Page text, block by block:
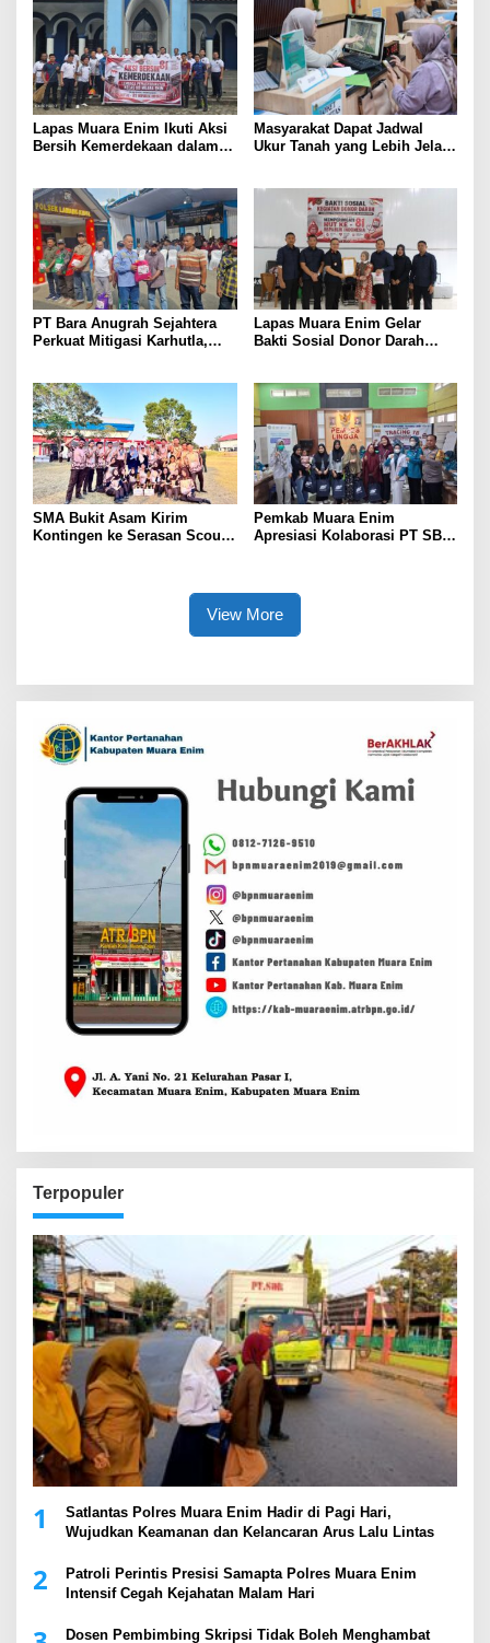
Lapas Muara Enim Ikuti Aksi
Bersih Kemerdekaan dalam
Masyarakat Dapat Jadwal
Ukur Tanah yang Lebih Jelas
PT Bara Anugrah Sejahtera
Perkuat Mitigasi Karhutla,
Lapas Muara Enim Gelar
Bakti Sosial Donor Darah
SMA Bukit Asam Kirim
Kontingen ke Serasan Scout
Pemkab Muara Enim
Apresiasi Kolaborasi PT SBS
View More
Terpopuler
1
Satlantas Polres Muara Enim Hadir di Pagi Hari,
Wujudkan Keamanan dan Kelancaran Arus Lalu Lintas
2
Patroli Perintis Presisi Samapta Polres Muara Enim
Intensif Cegah Kejahatan Malam Hari
Dosen Pembimbing Skripsi Tidak Boleh Menghambat